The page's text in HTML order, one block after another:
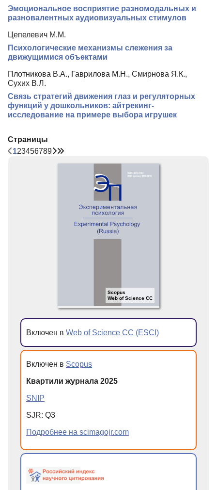
Эмоциональное восприятие разномодальных и
разновалентных аудиовизуальных стимулов
Цепелевич М.М.
Психологические механизмы слежения за
движущимися объектами
Плотникова В.А., Гаврилова М.Н., Смирнова Я.К.,
Сухих В.Л.
Связь стратегий движения глаз и регуляторных
функций у дошкольников: айтрекинг-
исследование на примере выбора игрушек
Страницы
123456789
Scopus
Web of Science CC
Включен в Web of Science CC (ESCI)
Включен в Scopus
Квартили журнала 2025
SNIP
SJR: Q3
Подробнее на scimagojr.com